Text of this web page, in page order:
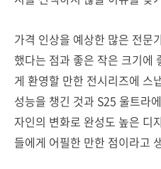
가격 인상을 예상한 많은 전문
했다는 점과 좋은 작은 크기에
게 환영할 만한 전시리즈에 스
성능을 챙긴 것과 S25 울트라
자인의 변화로 완성도 높은 디
들에게 어필한 만한 점이라고